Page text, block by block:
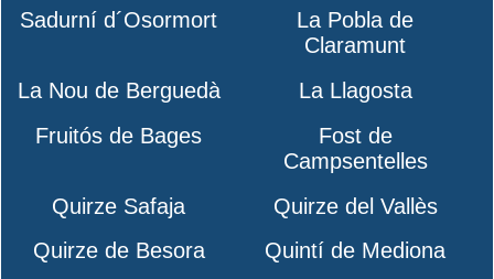
Sadurní d´Osormort
La Pobla de
Claramunt
La Nou de Berguedà
La Llagosta
Fruitós de Bages
Fost de
Campsentelles
Quirze Safaja
Quirze del Vallès
Quirze de Besora
Quintí de Mediona